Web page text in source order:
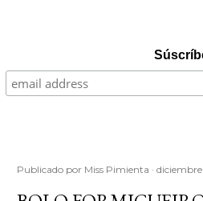
Publicado por Miss Pimienta diciembre